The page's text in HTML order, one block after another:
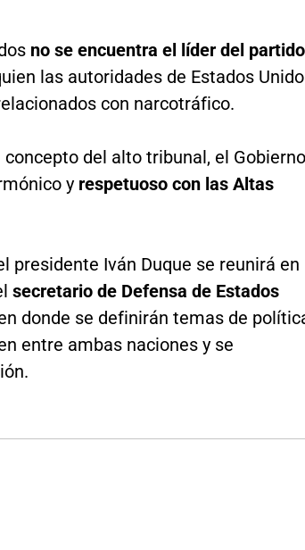
no se encuentra el líder del partido
las autoridades de Estados
con narcotráfico.
del alto tribunal, el Gobierno
yrespetuoso con las Altas
presidente Iván Duque se reunirá en
secretario de Defensa de Estados
donde se definirán temas de
entre ambas naciones y se